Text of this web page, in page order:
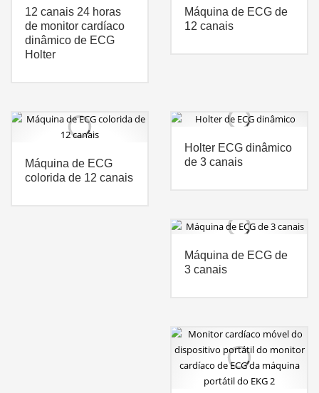
12 canais 24 horas
de monitor cardíaco
dinâmico de ECG
Holter
Máquina de ECG de
12 canais
Máquina de ECG
colorida de 12 canais
Holter ECG dinâmico
de 3 canais
Máquina de ECG de
3 canais